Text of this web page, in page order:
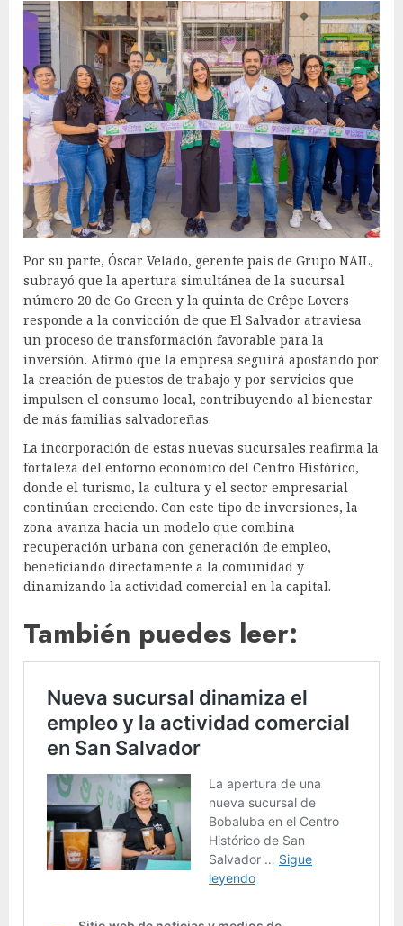
Por su parte, Óscar Velado, gerente país de Grupo NAIL,
subrayó que la apertura simultánea de la sucursal
número 20 de Go Green y la quinta de Crêpe Lovers
responde a la convicción de que El Salvador atraviesa
un proceso de transformación favorable para la
inversión. Afirmó que la empresa seguirá apostando por
la creación de puestos de trabajo y por servicios que
impulsen el consumo local, contribuyendo al bienestar
de más familias salvadoreñas.
La incorporación de estas nuevas sucursales reafirma la
fortaleza del entorno económico del Centro Histórico,
donde el turismo, la cultura y el sector empresarial
continúan creciendo. Con este tipo de inversiones, la
zona avanza hacia un modelo que combina
recuperación urbana con generación de empleo,
beneficiando directamente a la comunidad y
dinamizando la actividad comercial en la capital.
También puedes leer: